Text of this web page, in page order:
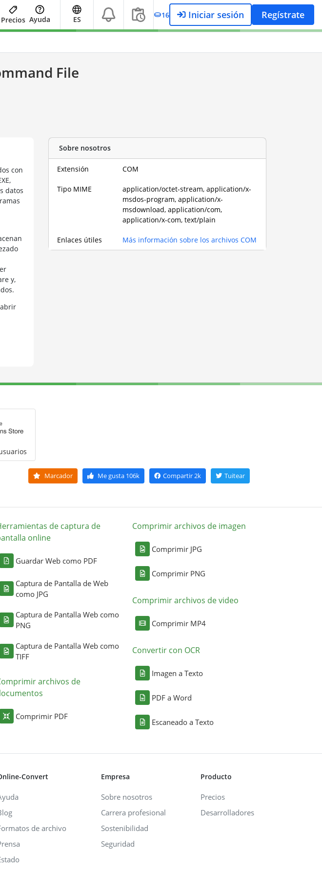
Precios Ayuda ES 16 Iniciar sesión Regístrate
File
con
datos
y,
Sobre nosotros
Extensión COM
Tipo MIME
application/octet-stream, application/x-
msdos-program, application/x-
msdownload, application/com,
application/x-com, text/plain
Enlaces útiles Más información sobre los archivos COM
Marcador Me gusta106k Compartir 2k Tuitear
de captura de
online
Guardar Web como PDF
Captura de Pantalla de Web
como JPG
Captura de Pantalla Web como
PNG
Captura de Pantalla Web como
TIFF
archivos de
Comprimir PDF
Comprimir archivos de imagen
Comprimir JPG
Comprimir PNG
Comprimir archivos de video
Comprimir MP4
Convertir con OCR
Imagen a Texto
PDF a Word
Escaneado a Texto
Convert
de archivo
Empresa
Sobre nosotros
Carrera profesional
Sostenibilidad
Seguridad
Producto
Precios
Desarrolladores